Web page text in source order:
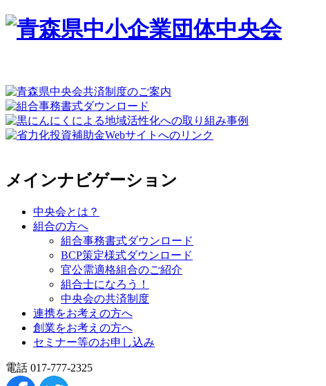
メインナビゲーション
中央会とは？
組合の方へ
組合事務書式ダウンロード
BCP策定様式ダウンロード
官公需適格組合のご紹介
組合士になろう！
中央会の共済制度
連携をお考えの方へ
創業をお考えの方へ
セミナー等のお申し込み
電話 017-777-2325